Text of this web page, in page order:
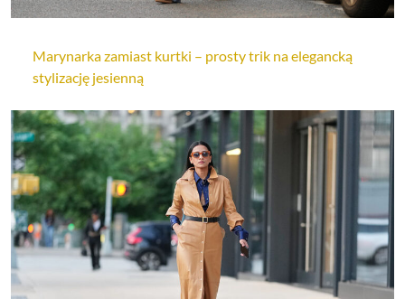
Marynarka zamiast kurtki – prosty trik na elegancką
stylizację jesienną